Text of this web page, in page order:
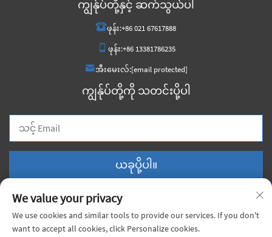
ကျွန်ုပ်တို့နှင့် ဆက်သွယ်ပါ
ဖုန်း:+86 021 67617888
ဖုန်း:+86 13381786235
အီးမေးလ်:[email protected]
ကျွန်ုပ်တို့ကို သတင်းပို့ပါ
ယခုပို့ပါ။
We value your privacy
We use cookies and similar tools to provide our services. If you don't
want to accept all cookies, click Personalize cookies.